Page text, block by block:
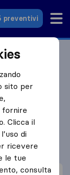
preventivi
aziende di
sito per
fornire
Clicca il
di
ricevere
le tue
consulta